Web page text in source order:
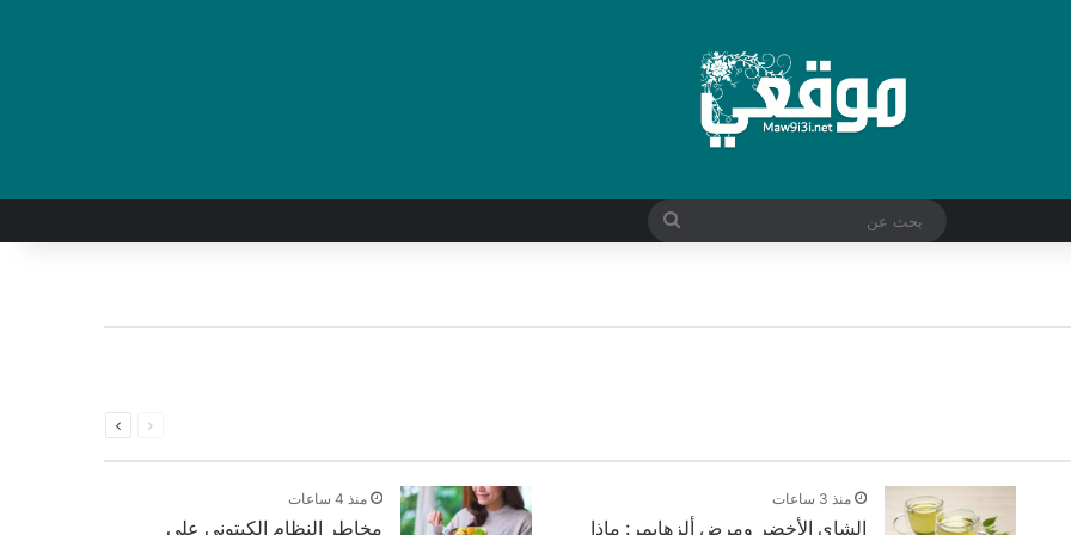
بحث
الصفحةالصفحة
منذ 3 ساعات
الشاي الأخضر ومرض ألزهايمر: ماذا
منذ 4 ساعات
مخاطر النظام الكيتوني على